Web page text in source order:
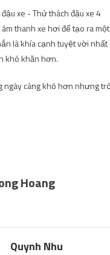
thanh xe hơi để tạo ra
là khía cạnh tuyệt vời
khó khăn hơn.
ngày càng khó hơn nhưng
Hoang
Quynh Nhu